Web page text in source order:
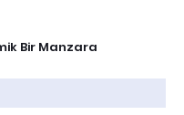
Bir Manzara